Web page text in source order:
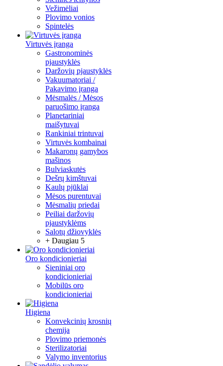
Vežimėliai
Plovimo vonios
Spintelės
Virtuvės įranga
Gastronominės
pjaustyklės
Daržovių pjaustyklės
Vakuumatoriai /
Pakavimo įranga
Mėsmalės / Mėsos
paruošimo įranga
Planetariniai
maišytuvai
Rankiniai trintuvai
Virtuvės kombainai
Makaronų gamybos
mašinos
Bulviaskutės
Dešrų kimštuvai
Kaulų pjūklai
Mėsos purentuvai
Mėsmalių priedai
Peiliai daržovių
pjaustyklėms
Salotų džiovyklės
+ Daugiau 5
Oro kondicionieriai
Sieniniai oro
kondicionieriai
Mobilūs oro
kondicionieriai
Higiena
Konvekcinių krosnių
chemija
Plovimo priemonės
Sterilizatoriai
Valymo inventorius